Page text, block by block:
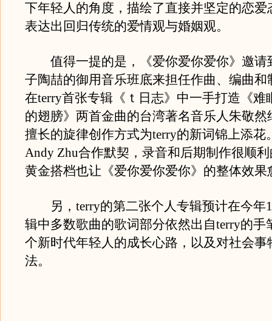
下年轻人的角度，描绘了直接并坚定的恋爱
表达出回归传统的爱情观与婚姻观。
值得一提的是，《爱你爱你爱你》邀请
子陶喆的御用音乐班底来担任作曲、编曲和
在terry首张专辑《ｔ日志》中一手打造《难
的翅膀》两首金曲的台湾著名音乐人朱敬然
擅长的旋律创作方式为terry的新词锦上添花
Andy Zhu合作默契，录音和后期制作很顺
黄金搭档也让《爱你爱你爱你》的整体效果
另，terry的第二张个人专辑预计在今年
辑中多数歌曲的歌词部分依然出自terry的手
个新时代年轻人的成长心路，以及对社会事
法。